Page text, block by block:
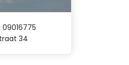
09016775
34